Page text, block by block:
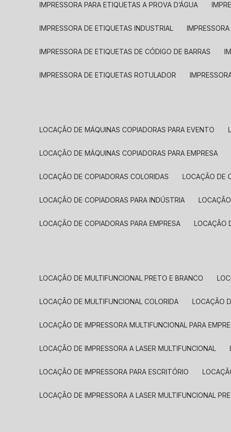
IMPRESSORA PARA ETIQUETAS A PROVA D’ÁGUA
IMPRESSORA DE ETIQUETAS INDUSTRIAL
IMPRESSORA DE ETIQUETAS DE CÓDIGO DE BARRAS
IMPRESSORA DE ETIQUETAS ROTULADOR
LOCAÇÃO DE MÁQUINAS COPIADORAS PARA EVENTO
LOCAÇÃO DE MÁQUINAS COPIADORAS PARA EMPRESA
LOCAÇÃO DE COPIADORAS COLORIDAS LOCAÇÃO DE
LOCAÇÃO DE COPIADORAS PARA INDÚSTRIA
LOCAÇÃO DE COPIADORAS PARA EMPRESA LOCAÇÃO
LOCAÇÃO DE MULTIFUNCIONAL PRETO E BRANCO
LOCAÇÃO DE MULTIFUNCIONAL COLORIDA LOCAÇÃO
LOCAÇÃO DE IMPRESSORA MULTIFUNCIONAL PARA
LOCAÇÃO DE IMPRESSORA A LASER MULTIFUNCIONAL
LOCAÇÃO DE IMPRESSORA PARA ESCRITÓRIO
LOCAÇÃO DE IMPRESSORA A LASER MULTIFUNCIONAL